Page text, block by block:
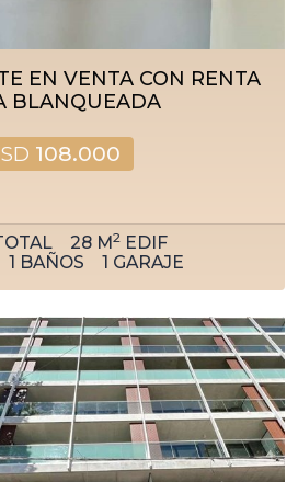
EN VENTA CON RENTA
BLANQUEADA
108.000
28M2EDIF
1 BAÑOS 1 GARAJE